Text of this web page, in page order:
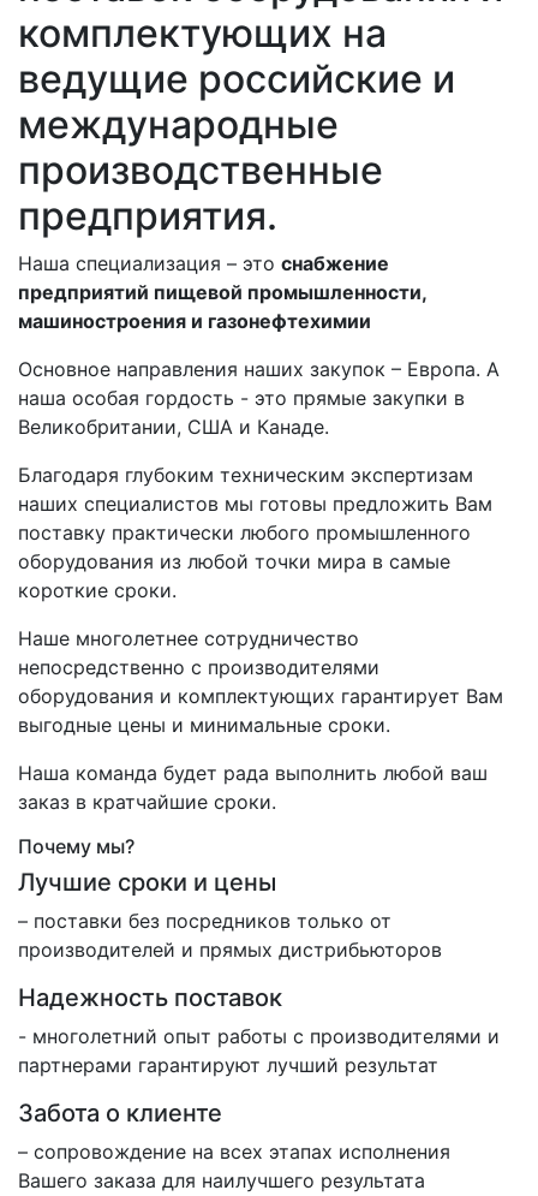
комплектующих на
ведущие российские и
международные
производственные
предприятия.
Наша специализация – это снабжение
предприятий пищевой промышленности,
машиностроения и газонефтехимии
Основное направления наших закупок – Европа. А
наша особая гордость - это прямые закупки в
Великобритании, США и Канаде.
Благодаря глубоким техническим экспертизам
наших специалистов мы готовы предложить Вам
поставку практически любого промышленного
оборудования из любой точки мира в самые
короткие сроки.
Наше многолетнее сотрудничество
непосредственно с производителями
оборудования и комплектующих гарантирует Вам
выгодные цены и минимальные сроки.
Наша команда будет рада выполнить любой ваш
заказ в кратчайшие сроки.
Почему мы?
Лучшие сроки и цены
– поставки без посредников только от
производителей и прямых дистрибьюторов
Надежность поставок
- многолетний опыт работы с производителями и
партнерами гарантируют лучший результат
Забота о клиенте
– сопровождение на всех этапах исполнения
Вашего заказа для наилучшего результата